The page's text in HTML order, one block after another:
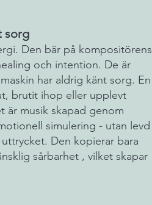
sorg
Den bär på kompositörens
och intention. De är
har aldrig känt sorg. En
brutit ihop eller upplevt
är musik skapad genom
simulering - utan levd
Den kopierar bara
sårbarhet , vilket skapar